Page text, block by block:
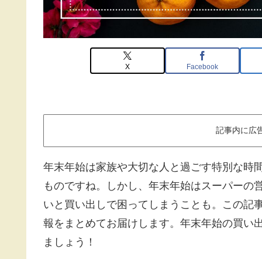
X Facebook
記事内に広
年末年始は家族や大切な人と過ごす特別な時
ものですね。しかし、年末年始はスーパーの
いと買い出しで困ってしまうことも。この記
報をまとめてお届けします。年末年始の買い
ましょう！